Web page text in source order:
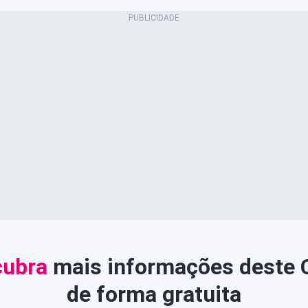
mais informações deste
de forma gratuita